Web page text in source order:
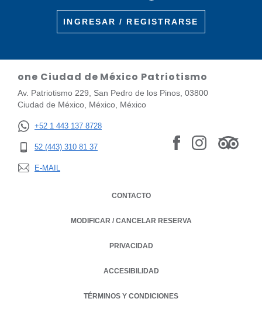
INGRESAR / REGISTRARSE
one Ciudad de México Patriotismo
Av. Patriotismo 229, San Pedro de los Pinos, 03800
Ciudad de México, México, México
+52 1 443 137 8728
52 (443) 310 81 37
E-MAIL
CONTACTO
MODIFICAR / CANCELAR RESERVA
PRIVACIDAD
OPENS IN A NEW TAB.
ACCESIBILIDAD
TÉRMINOS Y CONDICIONES